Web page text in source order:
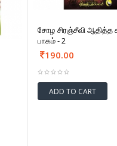
சோழ சிரஞ்சீவி ஆதித்த
பாகம் - 2
190.00
ADD TO CART